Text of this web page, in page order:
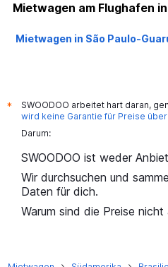
Mietwagen am Flughafen
Mietwagen in São Paulo-
*
SWOODOO arbeitet hart daran,
wird keine Garantie für Preise
Darum:
SWOODOO ist weder
Wir durchsuchen und
Daten für dich.
Warum sind die Preise nicht